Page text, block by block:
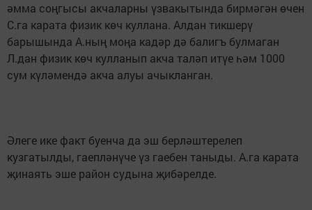
әмма соңгысы акчаларны үзвакытында бирмәгән өчен
С.га карата физик көч кулла­на. Алдан тикшерү
барышын­да А.ның моңа кадәр дә ба­лигъ булмаган
Л.дан физик көч кулланып акча таләп итүе һәм 1000
сум күләмендә акча алуы ачыкланган.
Әлеге ике факт буенча да эш берләштерелеп
кузгатылды, гаепләнүче үз гаебен таны­ды. А.га карата
җинаять эше район судына җибәрелде.